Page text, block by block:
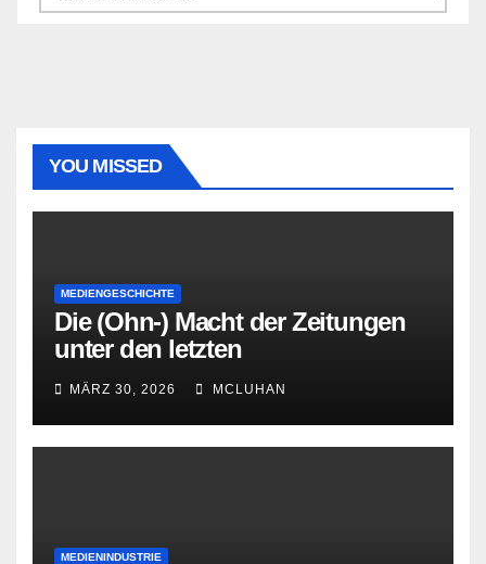
YOU MISSED
MEDIENGESCHICHTE
Die (Ohn-) Macht der Zeitungen
unter den letzten
Bourbonenkönigen
MÄRZ 30, 2026 MCLUHAN
MEDIENINDUSTRIE